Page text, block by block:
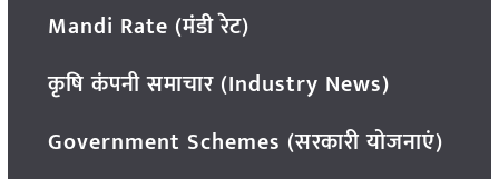
Mandi Rate (मंडी रेट)
कृषि कंपनी समाचार (Industry News)
Government Schemes (सरकारी योजनाएं)